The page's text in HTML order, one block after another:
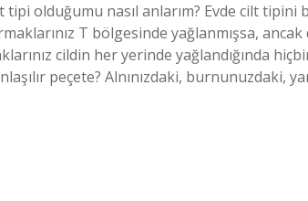
tipi olduğumu nasıl anlarım? Evde cilt tipini
T bölgesinde yağlanmışsa,
cildin her yerinde yağlandığında
peçete? Alnınızdaki, burnunuzdaki,